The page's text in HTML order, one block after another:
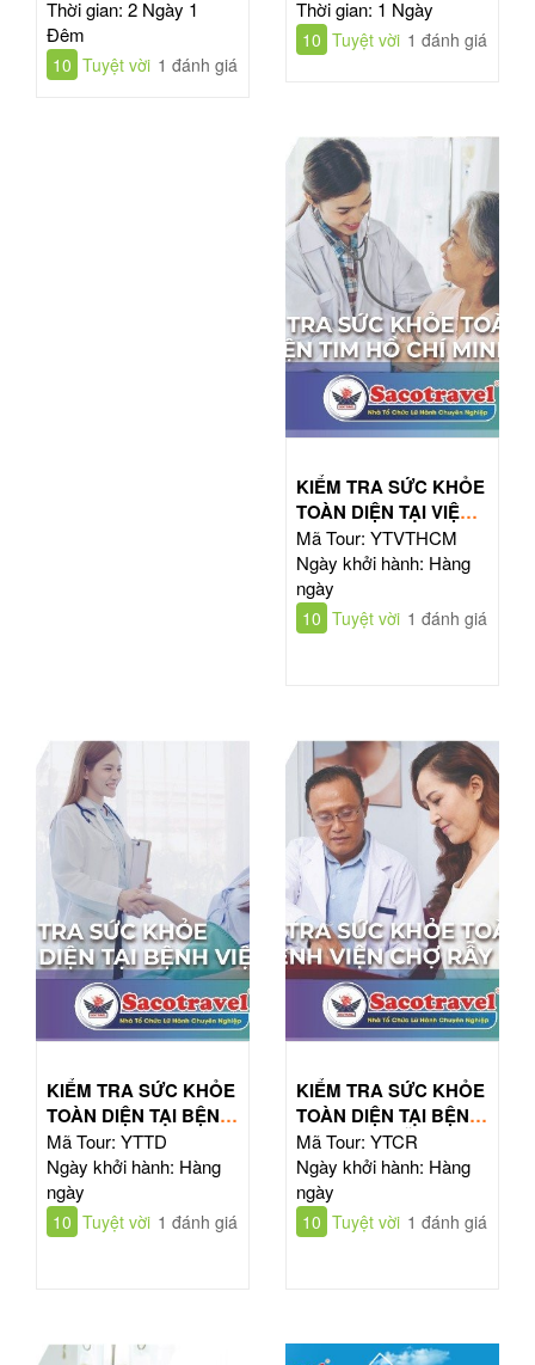
Thời gian: 2 Ngày 1
Đêm
10 Tuyệt vời 1 đánh giá
Thời gian: 1 Ngày
10 Tuyệt vời 1 đánh giá
KIỂM TRA SỨC KHỎE
TOÀN DIỆN TẠI VIỆN
TIM HỒ CHÍ MINH
Mã Tour: YTVTHCM
Ngày khởi hành: Hàng
ngày
10 Tuyệt vời 1 đánh giá
KIỂM TRA SỨC KHỎE
TOÀN DIỆN TẠI BỆNH
VIỆN TỪ DŨ
Mã Tour: YTTD
Ngày khởi hành: Hàng
ngày
10 Tuyệt vời 1 đánh giá
KIỂM TRA SỨC KHỎE
TOÀN DIỆN TẠI BỆNH
VIỆN CHỢ RẪY
Mã Tour: YTCR
Ngày khởi hành: Hàng
ngày
10 Tuyệt vời 1 đánh giá